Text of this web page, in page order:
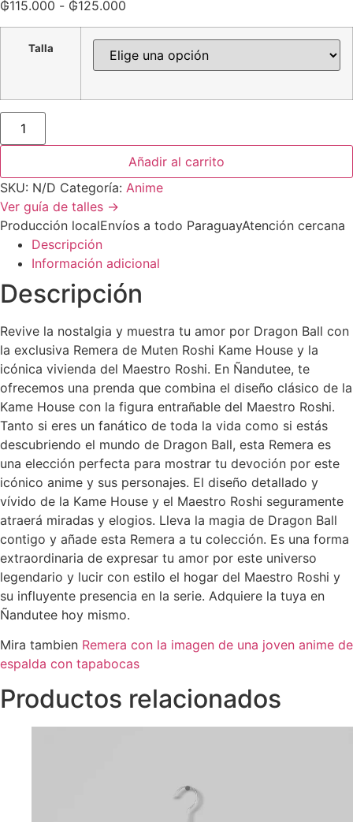
₲115.000 - ₲125.000
Talla
Añadir al carrito
SKU: N/D Categoría: Anime
Ver guía de talles →
Producción localEnvíos a todo ParaguayAtención cercana
Descripción
Información adicional
Descripción
Revive la nostalgia y muestra tu amor por Dragon Ball con
la exclusiva Remera de Muten Roshi Kame House y la
icónica vivienda del Maestro Roshi. En Ñandutee, te
ofrecemos una prenda que combina el diseño clásico de la
Kame House con la figura entrañable del Maestro Roshi.
Tanto si eres un fanático de toda la vida como si estás
descubriendo el mundo de Dragon Ball, esta Remera es
una elección perfecta para mostrar tu devoción por este
icónico anime y sus personajes. El diseño detallado y
vívido de la Kame House y el Maestro Roshi seguramente
atraerá miradas y elogios. Lleva la magia de Dragon Ball
contigo y añade esta Remera a tu colección. Es una forma
extraordinaria de expresar tu amor por este universo
legendario y lucir con estilo el hogar del Maestro Roshi y
su influyente presencia en la serie. Adquiere la tuya en
Ñandutee hoy mismo.
Mira tambien Remera con la imagen de una joven anime de
espalda con tapabocas
Productos relacionados